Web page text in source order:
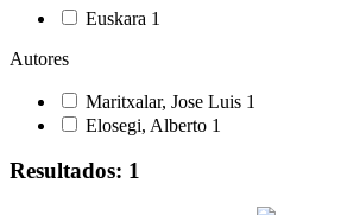
Euskara 1
Autores
Maritxalar, Jose Luis 1
Elosegi, Alberto 1
Resultados: 1